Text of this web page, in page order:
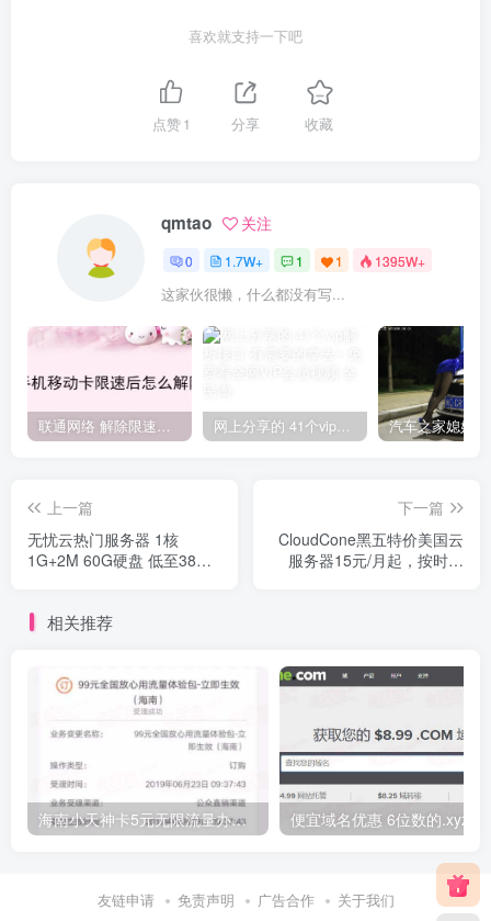
喜欢就支持一下吧
点赞1 分享 收藏
qmtao 关注
0 1.7W+ 1 1 1395W+
这家伙很懒，什么都没有写...
联通网络 解除限速方法参考！畅享、畅玩、老白干等及其它地区自测了 网上分享的 41个vip解析接口 有需要的拿去~ 免费看全网VIP会员视频
上一篇
无忧云热门服务器 1核
1G+2M 60G硬盘 低至38元/
下一篇
CloudCone黑五特价美国云
服务器15元/月起，按时计
相关推荐
海南小天神卡5元无限流量办理的方法，5元流量不限量自行车来了
友链申请 免责声明 广告合作 关于我们